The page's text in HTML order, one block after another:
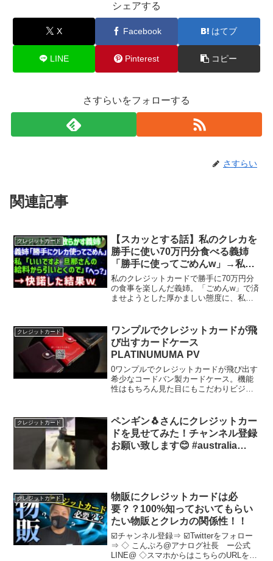
シェアする
X Facebook はてブ
LINE Pinterest コピー
さすらいをフォローする
さすらい
関連記事
クレジットカード
【スカッとする話】私のクレカを
勝手に使い70万円分食べる義姉
「勝手に使ってごめんw」→私
「いいですよ！」と快諾した結
果…
私のクレジットカードで勝手に70万円分
の食事を楽しんだ義姉。「ごめんw」で済
ませようとした厚かましい態度に、私は
日、義姉が顔面蒼白になる展開にスカッ
と！#スカッとする...
クレジットカード
ワンプルでクレジットカードが飛
び出すカードケース
PLATINUMUMA PV
0ワンプルでクレジットカードが飛び出す
希少なコードバン製カードケース。機能
性はもちろん見た目にもこだわりビジネ
様」と呼ばれるコードバン（馬の臀部の
革） 内装はイタリアOR...
クレジットカード
ペンギン🐧さんにクレジットカー
ドを見せてみた！チャンネル登録
お願い致します😊 #australia
クレジットカード
物販にクレジットカードは必
要？？100%知っておいてもらい
たい物販とクレカの関係性！！
☑️チャンネル登録⇒ ☑️Twitterをフォロー
⇒ ◇ こんぷろ@アナログ社長 ー公式
LINE@ ◇スマホからはこちらのURLをク